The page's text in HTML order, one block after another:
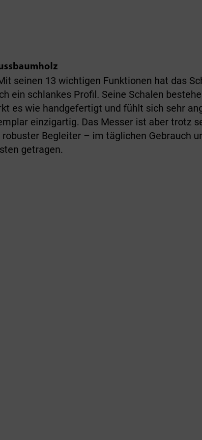
seinen 13 wichtigen Funktionen hat das
ein schlankes Profil. Seine Schalen
es wie handgefertigt und fühlt sich sehr
einzigartig. Das Messer ist aber trotz
Begleiter – im täglichen Gebrauch
getragen.